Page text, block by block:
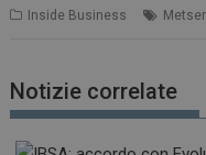
Inside Business
Notizie correlate